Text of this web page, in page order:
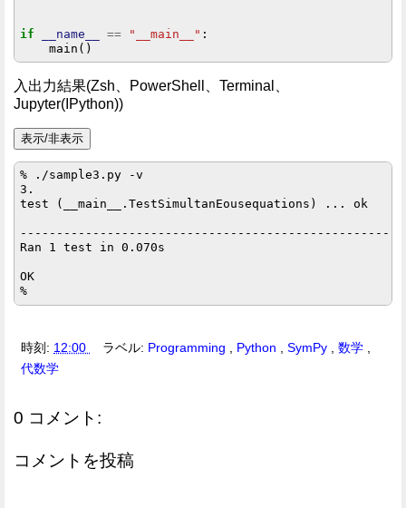
if __name__ == "__main__" :
入出力結果(Zsh、PowerShell、Terminal、
Jupyter(IPython))
表示/非表示
% ./sample3.py -v
3.
test (__main__.TestSimultanEousequations) ... ok
Ran 1 test in 0.070s
OK
時刻: 12:00 ラベル: Programming Python ,SymPy ,数学
代数学
0 コメント:
コメントを投稿